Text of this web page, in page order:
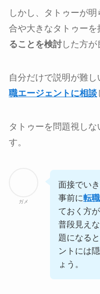
しかし、タトゥーが
合や大きなタトゥーを
ることを検討した方が
自分だけで説明が難
職エージェントに相談
タトゥーを問題視し
す。
ガメ
面接でい
事前に転
ておく方
普段見え
題になる
ントには
ょう。